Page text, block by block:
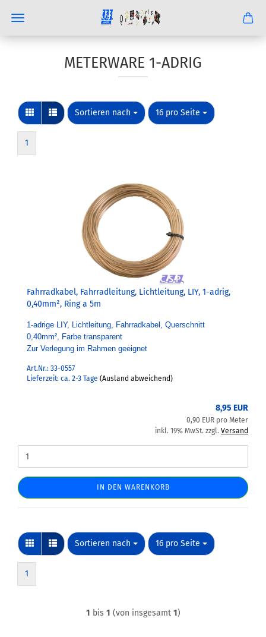
METERWARE 1-ADRIG
Sortieren nach
Sortieren nach 16 pro Seite
pro Seite
1
Fahrradkabel, Fahrradleitung, Lichtleitung, LIY, 1-adrig,
0,40mm², Ring a 5m
1-adrige LIY, Lichtleitung, Fahrradkabel, Querschnitt
0,40mm², Farbe transparent
Zur Verlegung im Rahmen geeignet
Art.Nr.: 33-0557
Lieferzeit: ca. 2-3 Tage (Ausland abweichend)
8,95 EUR
0,90 EUR pro Meter
inkl. 19% MwSt. zzgl. Versand
IN DEN WARENKORB
Sortieren nach
Sortieren nach 16 pro Seite
pro Seite
1
1 bis 1 (von insgesamt 1)